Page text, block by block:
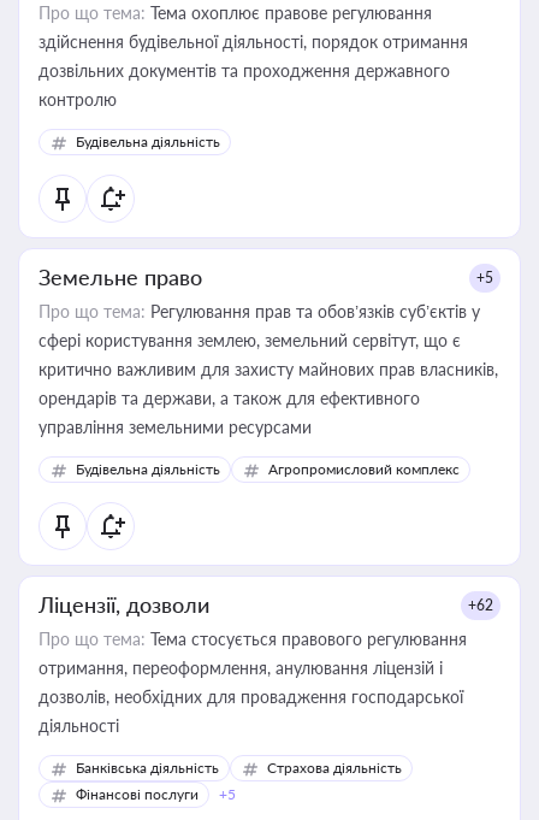
Про що тема: Тема охоплює правове регулювання
здійснення будівельної діяльності, порядок отримання
дозвільних документів та проходження державного
контролю
Будівельна діяльність
Земельне право +5
Про що тема: Регулювання прав та обов’язків суб’єктів у
сфері користування землею, земельний сервітут, що є
критично важливим для захисту майнових прав власників,
орендарів та держави, а також для ефективного
управління земельними ресурсами
Будівельна діяльність Агропромисловий комплекс
Ліцензії, дозволи +62
Про що тема: Тема стосується правового регулювання
отримання, переоформлення, анулювання ліцензій і
дозволів, необхідних для провадження господарської
діяльності
Банківська діяльність
Страхова діяльність
Фінансові послуги
+5